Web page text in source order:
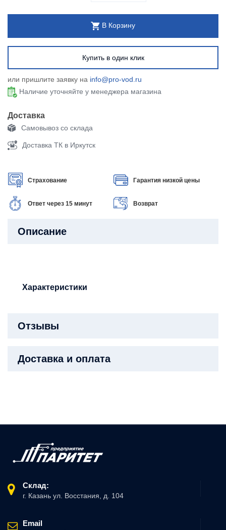
В Корзину
Купить в один клик
или пришлите заявку на info@pro-vod.ru
Наличие уточняйте у менеджера магазина
Доставка
Самовывоз со склада
Доставка ТК в Иркутск
Страхование Гарантия низкой цены
Ответ через 15 минут Возврат
Описание
Характеристики
Отзывы
Доставка и оплата
Склад:
г. Казань ул. Восстания, д. 104
Email